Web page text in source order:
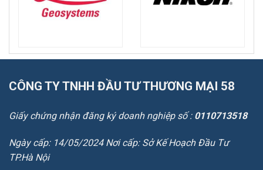
CÔNG TY TNHH ĐẦU TƯ THƯƠNG MẠI 58
Giấy chứng nhận đăng ký doanh nghiệp số : 0110713518
Ngày cấp: 14/05/2024 Nơi cấp: Sở Kế Hoạch Đầu Tư
TP.Hà Nội